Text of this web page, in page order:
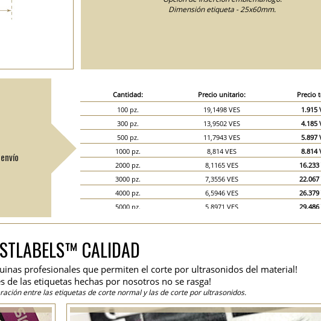
Dimensión etiqueta - 25x60mm.
Cantidad: Precio unitario:
Precio
100 pz.
19,1498 VES
1.915
300 pz.
13,9502 VES
4.185
500 pz.
11,7943 VES
5.897
1000 pz.
8,814 VES
8.814
2000 pz.
8,1165 VES
16.233
3000 pz.
7,3556 VES
22.067
4000 pz.
6,5946 VES
26.379
5000 pz.
5,8971 VES
29.486
8000 pz.
4,0582 VES
15000 pz.
3,6778 VES
20000 pz.
3,6778 VES 73.556
CALIDAD
profesionales que permiten el corte por ultrasonidos del material!
de las etiquetas hechas por nosotros no se rasga!
entre las etiquetas de corte normal y las de corte por ultrasonidos.